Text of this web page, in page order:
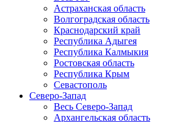
Астраханская область
Волгоградская область
Краснодарский край
Республика Адыгея
Республика Калмыкия
Ростовская область
Республика Крым
Севастополь
Северо-Запад
Весь Северо-Запад
Архангельская область